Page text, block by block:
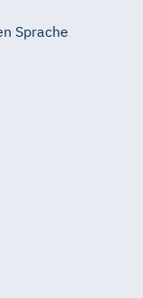
Sprache